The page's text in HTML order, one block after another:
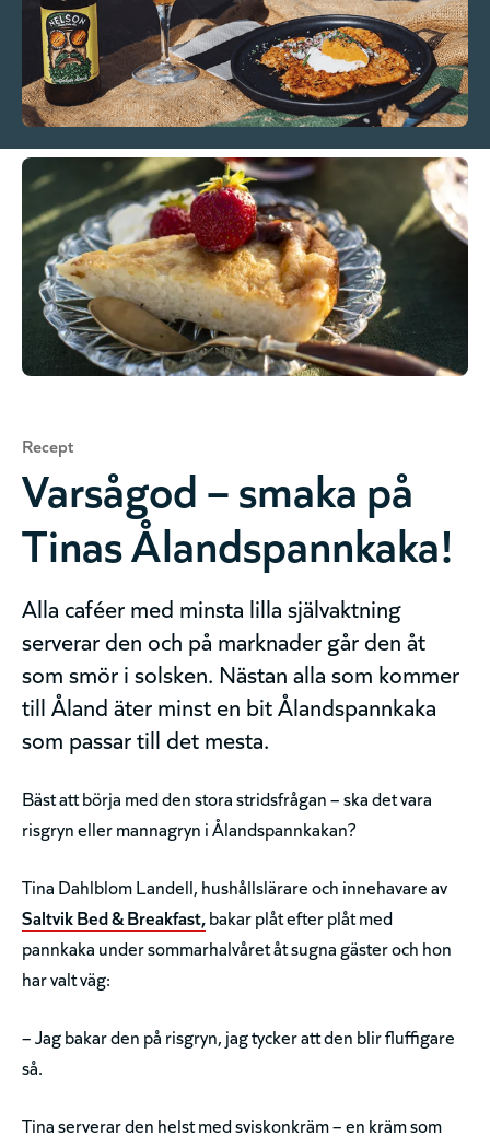
Recept
Varsågod – smaka på
Tinas Ålandspannkaka!
Alla caféer med minsta lilla självaktning
serverar den och på marknader går den åt
som smör i solsken. Nästan alla som kommer
till Åland äter minst en bit Ålandspannkaka
som passar till det mesta.
Bäst att börja med den stora stridsfrågan – ska det vara
risgryn eller mannagryn i Ålandspannkakan?
Tina Dahlblom­ Landell, hushållslärare och innehavare av
Saltvik Bed & Breakfast,bakar plåt efter plåt med
pannkaka under sommarhalvåret åt sugna gäster och hon
har valt väg:
– Jag bakar den på risgryn, jag tycker att den blir fluffigare
så.
Tina serverar den helst med sviskonkräm – en kräm som